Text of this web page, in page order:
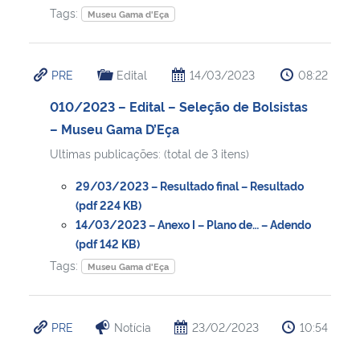
Tags:
Museu Gama d'Eça
PRE Edital 14/03/2023 08:22
010/2023 – Edital – Seleção de Bolsistas
– Museu Gama D’Eça
Ultimas publicações: (total de 3 itens)
29/03/2023 – Resultado final – Resultado
(pdf 224 KB)
14/03/2023 – Anexo I – Plano de… – Adendo
(pdf 142 KB)
Tags:
Museu Gama d'Eça
PRE Notícia 23/02/2023 10:54